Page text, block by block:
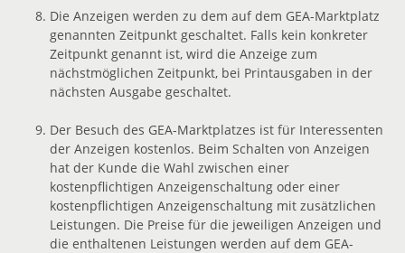
Die Anzeigen werden zu dem auf dem GEA-Marktplatz
genannten Zeitpunkt geschaltet. Falls kein konkreter
Zeitpunkt genannt ist, wird die Anzeige zum
nächstmöglichen Zeitpunkt, bei Printausgaben in der
nächsten Ausgabe geschaltet.
Der Besuch des GEA-Marktplatzes ist für Interessenten
der Anzeigen kostenlos. Beim Schalten von Anzeigen
hat der Kunde die Wahl zwischen einer
kostenpflichtigen Anzeigenschaltung oder einer
kostenpflichtigen Anzeigenschaltung mit zusätzlichen
Leistungen. Die Preise für die jeweiligen Anzeigen und
die enthaltenen Leistungen werden auf dem GEA-